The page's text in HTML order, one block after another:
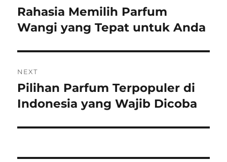
navigation
Previous
post:
Rahasia Memilih Parfum
Wangi yang Tepat untuk Anda
NEXT
Next
post:
Pilihan Parfum Terpopuler di
Indonesia yang Wajib Dicoba